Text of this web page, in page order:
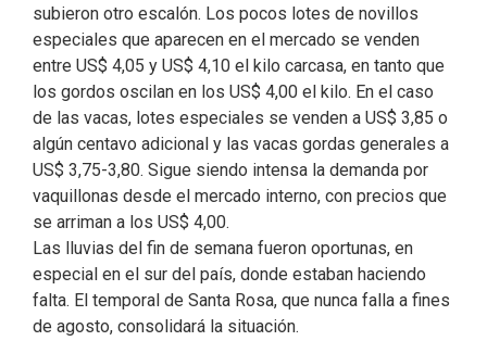
subieron otro escalón. Los pocos lotes de novillos
especiales que aparecen en el mercado se venden
entre US$ 4,05 y US$ 4,10 el kilo carcasa, en tanto que
los gordos oscilan en los US$ 4,00 el kilo. En el caso
de las vacas, lotes especiales se venden a US$ 3,85 o
algún centavo adicional y las vacas gordas generales a
US$ 3,75-3,80. Sigue siendo intensa la demanda por
vaquillonas desde el mercado interno, con precios que
se arriman a los US$ 4,00.
Las lluvias del fin de semana fueron oportunas, en
especial en el sur del país, donde estaban haciendo
falta. El temporal de Santa Rosa, que nunca falla a fines
de agosto, consolidará la situación.